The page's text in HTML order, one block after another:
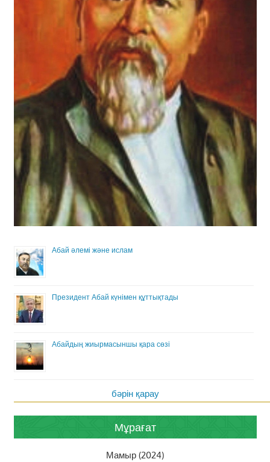
Абай әлемі және ислам
Президент Абай күнімен құттықтады
Абайдың жиырмасыншы қара сөзі
бәрін қарау
Мұрағат
Мамыр (2024)